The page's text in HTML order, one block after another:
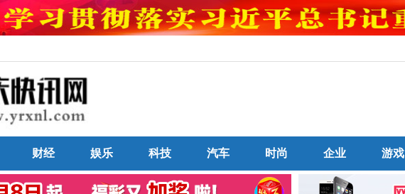
财经 娱乐 科技 汽车 时尚 企业 游戏